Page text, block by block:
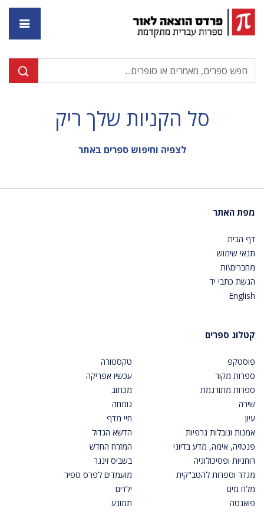
סל הקניות שלך ריק
לצפיה וחיפוש ספרים באתר
מפת האתר
דף הבית
תנאי שימוש
מחברים\ות
הגשת כתבי יד
English
קטלוג ספרים
פוסטקפ
ספרות מקור
ספרות מתורגמת
שירה
עיון
אמנות ונובלות גרפיות
פנטזיה, אימה, מדע בדיוני
רוחניות ופסיכולוגיה
מגדר וספרות להטב"קית
מלח מים
פואנטה
טקסטורה
עכשיו אפריקה
מכתוב
גומחה
חיי מדף
הדשא הגדול
המזרח החדש
בשביס זינגר
מועמדים לפרס ספיר
ילדים
תמונע